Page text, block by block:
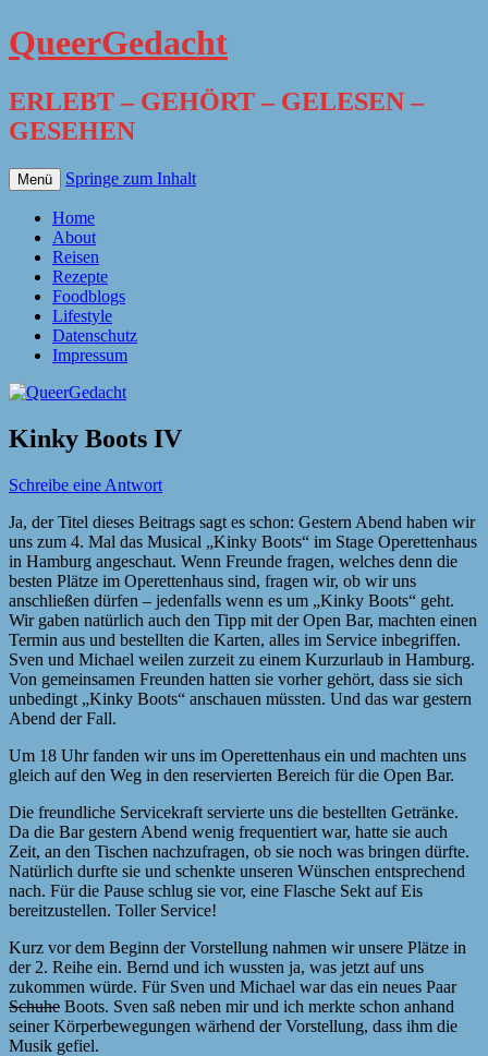
QueerGedacht
ERLEBT – GEHÖRT – GELESEN –
GESEHEN
Menü Springe zum Inhalt
Home
About
Reisen
Rezepte
Foodblogs
Lifestyle
Datenschutz
Impressum
Kinky Boots IV
Schreibe eine Antwort
Ja, der Titel dieses Beitrags sagt es schon: Gestern Abend haben wir
uns zum 4. Mal das Musical „Kinky Boots“ im Stage Operettenhaus
in Hamburg angeschaut. Wenn Freunde fragen, welches denn die
besten Plätze im Operettenhaus sind, fragen wir, ob wir uns
anschließen dürfen – jedenfalls wenn es um „Kinky Boots“ geht.
Wir gaben natürlich auch den Tipp mit der Open Bar, machten einen
Termin aus und bestellten die Karten, alles im Service inbegriffen.
Sven und Michael weilen zurzeit zu einem Kurzurlaub in Hamburg.
Von gemeinsamen Freunden hatten sie vorher gehört, dass sie sich
unbedingt „Kinky Boots“ anschauen müssten. Und das war gestern
Abend der Fall.
Um 18 Uhr fanden wir uns im Operettenhaus ein und machten uns
gleich auf den Weg in den reservierten Bereich für die Open Bar.
Die freundliche Servicekraft servierte uns die bestellten Getränke.
Da die Bar gestern Abend wenig frequentiert war, hatte sie auch
Zeit, an den Tischen nachzufragen, ob sie noch was bringen dürfte.
Natürlich durfte sie und schenkte unseren Wünschen entsprechend
nach. Für die Pause schlug sie vor, eine Flasche Sekt auf Eis
bereitzustellen. Toller Service!
Kurz vor dem Beginn der Vorstellung nahmen wir unsere Plätze in
der 2. Reihe ein. Bernd und ich wussten ja, was jetzt auf uns
zukommen würde. Für Sven und Michael war das ein neues Paar
Schuhe Boots. Sven saß neben mir und ich merkte schon anhand
seiner Körperbewegungen wärhend der Vorstellung, dass ihm die
Musik gefiel.